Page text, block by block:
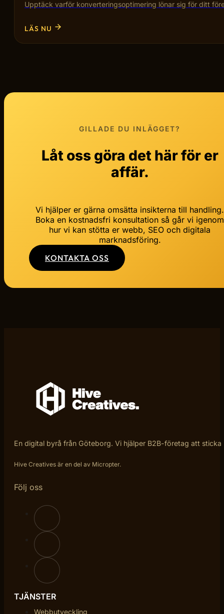
Upptäck varför konverteringsoptimering lönar sig för ditt
LÄS NU
GILLADE DU INLÄGGET?
Låt oss göra det här för er
affär.
Vi hjälper er gärna omsätta insikterna till handling.
Boka en kostnadsfri konsultation så går vi igenom
hur vi kan stötta er webb, SEO och digitala
marknadsföring.
KONTAKTA OSS
En digital byrå från Göteborg. Vi hjälper B2B-företag att
Hive Creatives är en del av Micropter.
Följ oss
TJÄNSTER
Webbutveckling